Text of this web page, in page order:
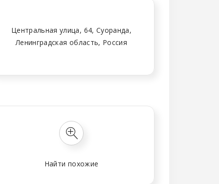
Центральная улица, 64, Суоранда,
Ленинградская область, Россия
Найти похожие